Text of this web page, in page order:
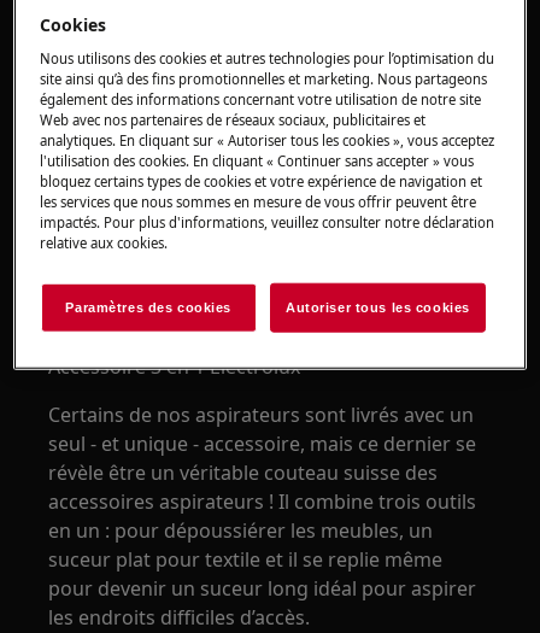
Accessoire 3 en 1 Electrolux
Certains de nos aspirateurs sont livrés avec un
seul - et unique - accessoire, mais ce dernier se
révèle être un véritable couteau suisse des
accessoires aspirateurs ! Il combine trois outils
en un : pour dépoussiérer les meubles, un
suceur plat pour textile et il se replie même
pour devenir un suceur long idéal pour aspirer
les endroits difficiles d’accès.
Cookies
Nous utilisons des cookies et autres technologies pour l’optimisation du
site ainsi qu’à des fins promotionnelles et marketing. Nous partageons
également des informations concernant votre utilisation de notre site
Web avec nos partenaires de réseaux sociaux, publicitaires et
analytiques. En cliquant sur « Autoriser tous les cookies », vous acceptez
l'utilisation des cookies. En cliquant « Continuer sans accepter » vous
bloquez certains types de cookies et votre expérience de navigation et
les services que nous sommes en mesure de vous offrir peuvent être
impactés. Pour plus d'informations, veuillez consulter notre déclaration
relative aux cookies.
Paramètres des cookies Autoriser tous les cookies